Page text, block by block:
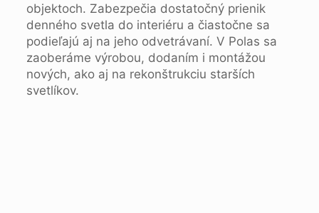
objektoch. Zabezpečia dostatočný prienik
denného svetla do interiéru a čiastočne sa
podieľajú aj na jeho odvetrávaní. V Polas sa
zaoberáme výrobou, dodaním i montážou
nových, ako aj na rekonštrukciu starších
svetlíkov.